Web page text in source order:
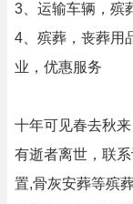
3、运输车辆，殡
4、殡葬，丧葬用
业，优惠服务
十年可见春去秋
有逝者离世，联
置,骨灰安葬等殡